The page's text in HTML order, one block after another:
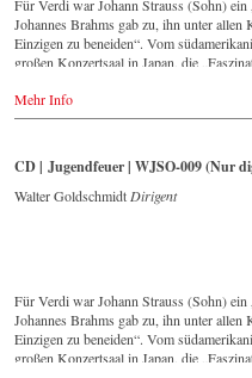
Für Verdi war Johann Strauss (Sohn) ein
Johannes Brahms gab zu, ihn unter allen
Einzigen zu beneiden“. Vom
großen Konzertsaal in Japan, die
Diese digital überarbeite historische
Besetzung mit 42 Musikern – ist Zeugnis
bestehende Lebendigkeit, Genialität und
Diese digital überarbeite Aufnahme aus
Serie von Veröffentlichungen, die über
Freunden aus aller Welt, auch selten
unvergleichlichen Qualität präsentieren
Mehr Info
CD | Jugendfeuer | WJSO-009 (Nur
Walter Goldschmidt Dirigent
Für Verdi war Johann Strauss (Sohn) ein
Johannes Brahms gab zu, ihn unter allen
Einzigen zu beneiden“. Vom
großen Konzertsaal in Japan, die